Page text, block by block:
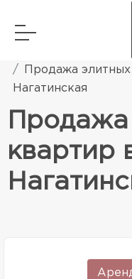
Элитная
Продажа
Нагатинская
квартир